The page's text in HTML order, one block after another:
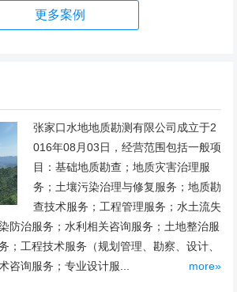
位置优越。项目地理位置图见附图1。
项目总占地面积14.82hm2,...
更多案例
张家口水地地质勘测有限公司成立于2
016年08月03日，经营范围包括一般项
目：基础地质勘查；地质灾害治理服
务；土壤污染治理与修复服务；地质勘
查技术服务；工程管理服务；水土流失
防治服务；水利相关咨询服务；土地整治服
；工程技术服务（规划管理、勘察、设计、
咨询服务；专业设计服...
more»